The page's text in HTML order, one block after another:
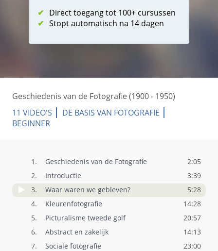
✔ Direct toegang tot 100+ cursussen
✔ Stopt automatisch na 14 dagen
Geschiedenis van de Fotografie (1900 - 1950)
11 VIDEO'S
DE BASIS VAN FOTOGRAFIE
BEGINNER
1. Geschiedenis van de Fotografie
2:05
2.
Introductie
3:39
3.
Waar waren we gebleven?
5:28
4.
Kleurenfotografie
14:28
5.
Picturalisme tweede golf
20:57
6.
Abstract en zakelijk
14:13
7.
Sociale fotografie
23:00